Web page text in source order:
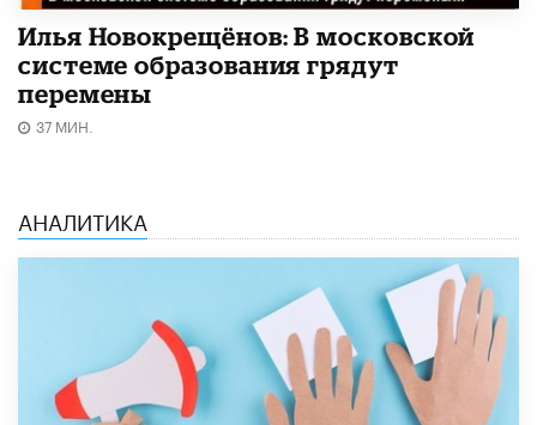
Илья Новокрещёнов: В московской
системе образования грядут
перемены
37 МИН.
АНАЛИТИКА